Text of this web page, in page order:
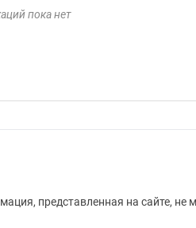
пока нет
представленная на сайте,